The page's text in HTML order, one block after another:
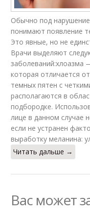
Обычно под
понимают появление
Это явные, но не
Врачи выделяют
заболеваний:хлоазма
которая отличается
темных пятен с
располагаются в
подбородке.
лице в данном случае
если не устранен
выработку меланина:
Читать дальше →
Вас может